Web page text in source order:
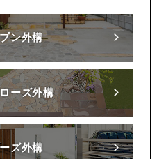
ン外構
ーズ外構
ズ外構